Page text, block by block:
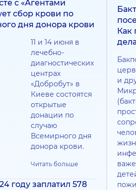
с «Агентами
сбор крови по
дня донора крови
11 и 14 июня в
лечебно-
диагностических
центрах
«Добробут» в
Киеве состоятся
открытые
донации по
случаю
Всемирного дня
донора крови.
Читать больше
году заплатил 578
Как
и